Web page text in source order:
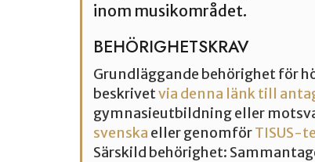
inom musikområdet.
BEHÖRIGHETSKRAV
Grundläggande behörighet för
beskrivetvia denna länk till
gymnasieutbildning eller
svenska eller genomförTISUS-
Särskild behörighet: